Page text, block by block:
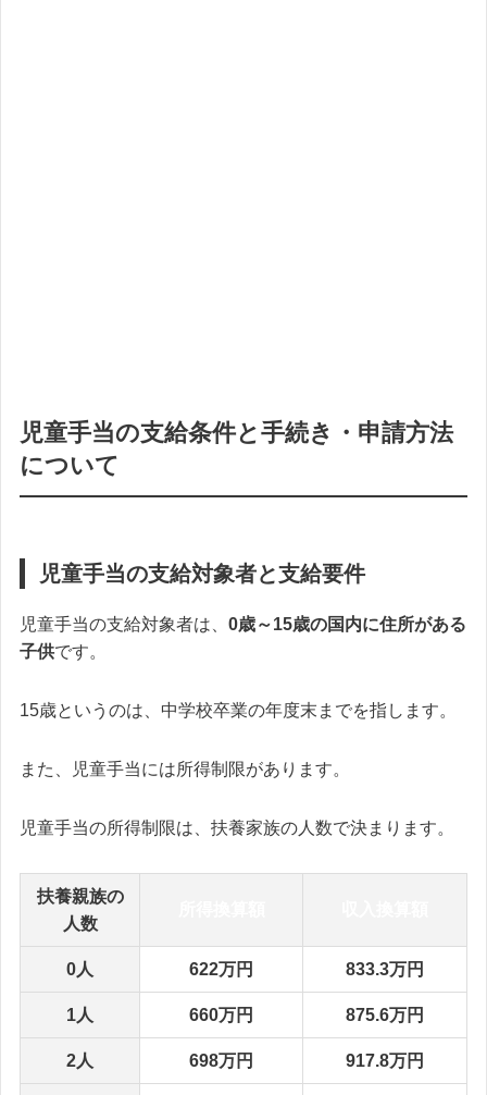
児童手当の支給条件と手続き・申請方法
について
児童手当の支給対象者と支給要件
児童手当の支給対象者は、 0歳～15歳の国内に住所がある
子供です。
15歳というのは、中学校卒業の年度末までを指します。
また、児童手当には所得制限があります。
児童手当の所得制限は、扶養家族の人数で決まります。
扶養親族の
人数
0人 622万円 833.3万円
1人 660万円 875.6万円
2人 698万円 917.8万円